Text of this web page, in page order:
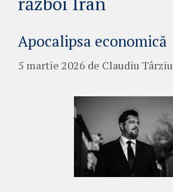
Apocalipsa economică
5 martie 2026 de Claudiu Târziu